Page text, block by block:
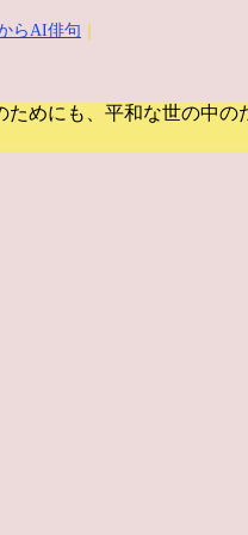
らAI俳句
ためにも、平和な世の中